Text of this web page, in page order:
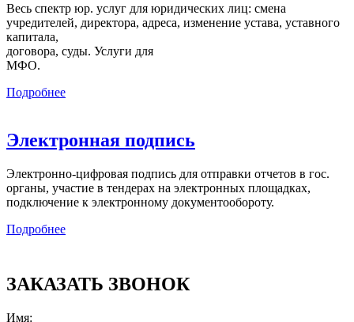
Весь спектр юр. услуг для юридических лиц: смена
учредителей, директора, адреса, изменение устава, уставного
капитала,
договора, суды. Услуги для
МФО.
Подробнее
Электронная подпись
Электронно-цифровая подпись для отправки отчетов в гос.
органы, участие в тендерах на электронных площадках,
подключение к электронному документообороту.
Подробнее
ЗАКАЗАТЬ ЗВОНОК
Имя: